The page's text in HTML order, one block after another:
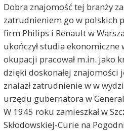
Dobra znajomość tej branży
zatrudnieniem go w polskich
firm Philips i Renault w
ukończył studia ekonomiczne
okupacji pracował m.in. jako
dzięki doskonałej znajomości
znalazł zatrudnienie w w
urzędu gubernatora w
W 1945 roku zamieszkał w
Skłodowskiej-Curie na